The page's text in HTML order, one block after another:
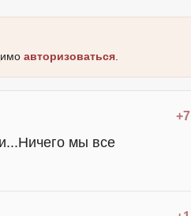
авторизоваться
+7
мы все